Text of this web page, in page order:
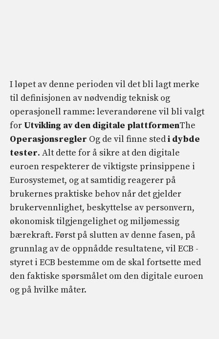
I løpet av denne perioden vil det bli lagt merke
til definisjonen av nødvendig teknisk og
operasjonell ramme: leverandørene vil bli valgt
for Utvikling av den digitale plattformenThe
Operasjonsregler Og de vil finne stedi dybde
tester. Alt dette for å sikre at den digitale
euroen respekterer de viktigste prinsippene i
Eurosystemet, og at samtidig reagerer på
brukernes praktiske behov når det gjelder
brukervennlighet, beskyttelse av personvern,
økonomisk tilgjengelighet og miljømessig
bærekraft. Først på slutten av denne fasen, på
grunnlag av de oppnådde resultatene, vil ECB -
styret i ECB bestemme om de skal fortsette med
den faktiske spørsmålet om den digitale euroen
og på hvilke måter.